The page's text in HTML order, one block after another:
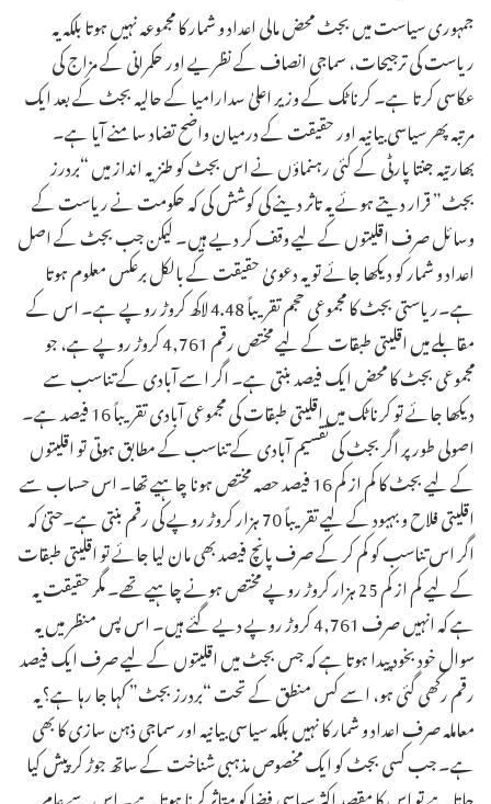
جمہوری سیاست میں بجٹ محض مالی اعداد و شمار کا مجموعہ نہیں ہوتا بلکہ یہ
ریاست کی ترجیحات، سماجی انصاف کے نظریے اور حکمرانی کے مزاج کی
عکاسی کرتا ہے۔ کرناٹک کے وزیر اعلیٰ سدارامیا کے حالیہ بجٹ کے بعد ایک
مرتبہ پھر سیاسی بیانیہ اور حقیقت کے درمیان واضح تضاد سامنے آیا ہے۔
بھارتیہ جنتا پارٹی کے کئی رہنماؤں نے اس بجٹ کو طنزیہ انداز میں “بردرز
بجٹ” قرار دیتے ہوئے یہ تاثر دینے کی کوشش کی کہ حکومت نے ریاست کے
وسائل صرف اقلیتوں کے لیے وقف کر دیے ہیں۔ لیکن جب بجٹ کے اصل
اعداد و شمار کو دیکھا جائے تو یہ دعویٰ حقیقت کے بالکل برعکس معلوم ہوتا
ہے۔ریاستی بجٹ کا مجموعی حجم تقریباً 4.48 لاکھ کروڑ روپے ہے۔ اس کے
مقابلے میں اقلیتی طبقات کے لیے مختص رقم 4,761 کروڑ روپے ہے، جو
مجموعی بجٹ کا محض ایک فیصد بنتی ہے۔ اگر اسے آبادی کے تناسب سے
دیکھا جائے تو کرناٹک میں اقلیتی طبقات کی مجموعی آبادی تقریباً 16 فیصد ہے۔
اصولی طور پر اگر بجٹ کی تقسیم آبادی کے تناسب کے مطابق ہوتی تو اقلیتوں
کے لیے بجٹ کا کم از کم 16 فیصد حصہ مختص ہونا چاہیے تھا۔ اس حساب سے
اقلیتی فلاح و بہبود کے لیے تقریباً 70 ہزار کروڑ روپے کی رقم بنتی ہے۔حتیٰ کہ
اگر اس تناسب کو کم کر کے صرف پانچ فیصد بھی مان لیا جائے تو اقلیتی طبقات
کے لیے کم از کم 25 ہزار کروڑ روپے مختص ہونے چاہیے تھے۔ مگر حقیقت یہ
ہے کہ انہیں صرف 4,761 کروڑ روپے دیے گئے ہیں۔ اس پس منظر میں یہ
سوال خود بخود پیدا ہوتا ہے کہ جس بجٹ میں اقلیتوں کے لیے صرف ایک فیصد
رقم رکھی گئی ہو، اسے کس منطق کے تحت “بردرز بجٹ” کہا جا رہا ہے؟یہ
معاملہ صرف اعداد و شمار کا نہیں بلکہ سیاسی بیانیہ اور سماجی ذہن سازی کا بھی
ہے۔ جب کسی بجٹ کو ایک مخصوص مذہبی شناخت کے ساتھ جوڑ کر پیش کیا